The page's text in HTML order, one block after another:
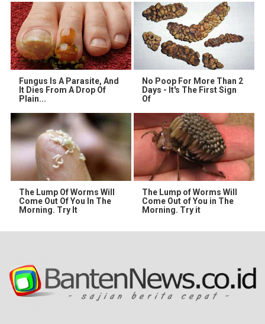
Fungus Is A Parasite, And
It Dies From A Drop Of
Plain...
No Poop For More Than 2
Days - It's The First Sign
Of
The Lump Of Worms Will
Come Out Of You In The
Morning. Try It
The Lump of Worms Will
Come Out of You in The
Morning. Try it